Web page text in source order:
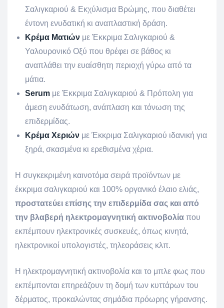
Σαλιγκαριού & Εκχύλισμα Βρώμης, που διαθέτει
έντονη ενυδατική κι αναπλαστική δράση.
Κρέμα Ματιών με Έκκριμα Σαλιγκαριού &
Υαλουρονικό Οξύ που θρέφει σε βάθος κι
αναπλάθει την ευαίσθητη περιοχή γύρω από τα
μάτια.
Serum με Έκκριμα Σαλιγκαριού & Πρόπολη για
άμεση ενυδάτωση, ανάπλαση και τόνωση της
επιδερμίδας.
Κρέμα Χεριών με Έκκριμα Σαλιγκαριού ιδανική για
ξηρά, σκασμένα κι ερεθισμένα χέρια.
Η συγκεκριμένη καινοτόμα σειρά προϊόντων με
έκκριμα σαλιγκαριού και 100% οργανικό έλαιο ελιάς,
προστατεύει επίσης την επιδερμίδα σας και από
την βλαβερή ηλεκτρομαγνητική ακτινοβολία που
εκπέμπουν ηλεκτρονικές συσκευές, όπως κινητά,
ηλεκτρονικοί υπολογιστές, τηλεοράσεις κλπ.
Η ηλεκτρομαγνητική ακτινοβολία και το μπλε φως που
εκπέμπονται επηρεάζουν τη δομή των κυττάρων του
δέρματος, προκαλώντας σημάδια πρόωρης γήρανσης.